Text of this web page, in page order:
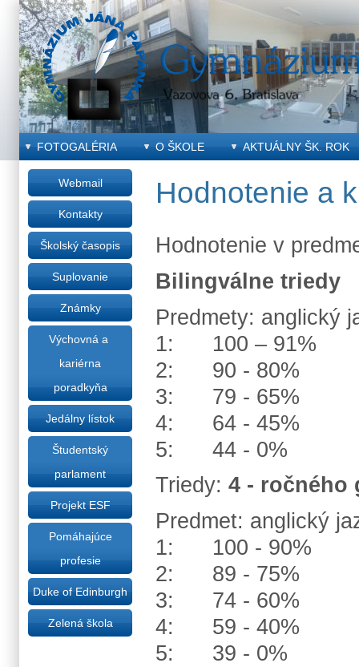
FOTOGALÉRIA O ŠKOLE AKTUÁLNY ŠK. ROK
Hodnotenie a
Hodnotenie v
Bilingválne triedy
Predmety: anglický
1: 100 – 91%
2: 90 - 80%
3: 79 - 65%
4: 64 - 45%
5: 44 - 0%
Triedy: 4 - ročného
Predmet: anglický
1: 100 - 90%
2: 89 - 75%
3: 74 - 60%
4: 59 - 40%
5: 39 - 0%
Webmail
Kontakty
Školský časopis
Suplovanie
Známky
Výchovná a
kariérna
poradkyňa
Jedálny lístok
Študentský
parlament
Projekt ESF
Pomáhajúce
profesie
Duke of Edinburgh
Zelená škola